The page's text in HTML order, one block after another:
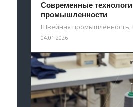
Современные
промышленности
Швейная промышленность,
04.01.2026